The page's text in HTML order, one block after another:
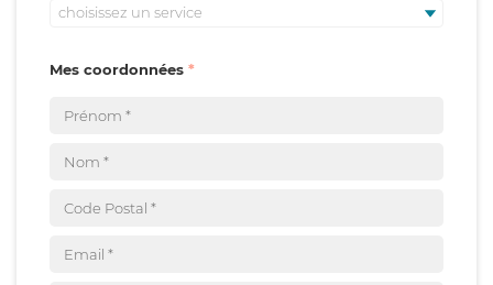
choisissez un service
Mes coordonnées